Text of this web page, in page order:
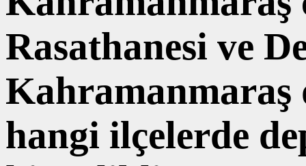
Rasathanesi ve
Kahramanmaraş
hangi ilçelerde